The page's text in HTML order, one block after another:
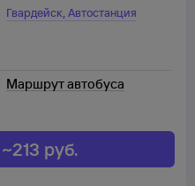
Гвардейск,Автостанция
Маршрут автобуса
~213 руб.